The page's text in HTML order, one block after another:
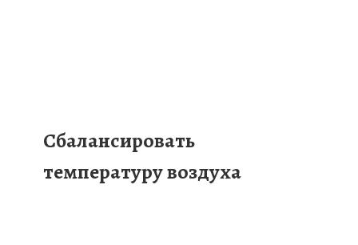
Сбалансировать
температуру воздуха